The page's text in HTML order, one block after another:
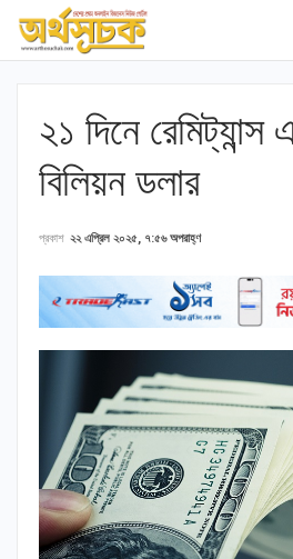
২১ দিনে
বিলিয়ন ডলার
প্রকাশ ২২ এপ্রিল ২০২৫, ৭:৫৬ অপরাহ্ণ